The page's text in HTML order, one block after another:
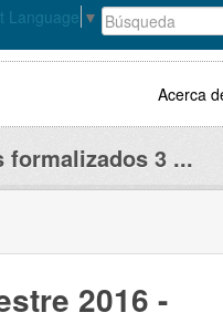
Language ▼
Acerca
formalizados 3 ...
2016 -